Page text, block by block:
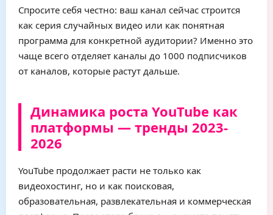
Спросите себя честно: ваш канал сейчас строится
как серия случайных видео или как понятная
программа для конкретной аудитории? Именно это
чаще всего отделяет каналы до 1000 подписчиков
от каналов, которые растут дальше.
Динамика роста YouTube как
платформы — тренды 2023-
2026
YouTube продолжает расти не только как
видеохостинг, но и как поисковая,
образовательная, развлекательная и коммерческая